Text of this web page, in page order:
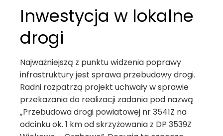
Inwestycja w lokalne
drogi
Najważniejszą z punktu widzenia poprawy
infrastruktury jest sprawa przebudowy drogi.
Radni rozpatrzą projekt uchwały w sprawie
przekazania do realizacji zadania pod nazwą
„Przebudowa drogi powiatowej nr 3541Z na
odcinku ok. 1 km od skrzyżowania z DP 3539Z